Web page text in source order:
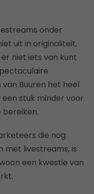
onder
uit in originaliteit,
niet iets van kunt
Buuren het heel
stuk minder voor
die nog
met livestreams, is
een kwestie van